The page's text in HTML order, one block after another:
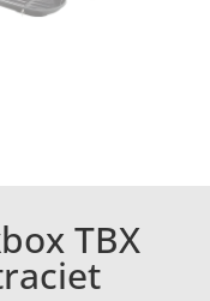
TBX